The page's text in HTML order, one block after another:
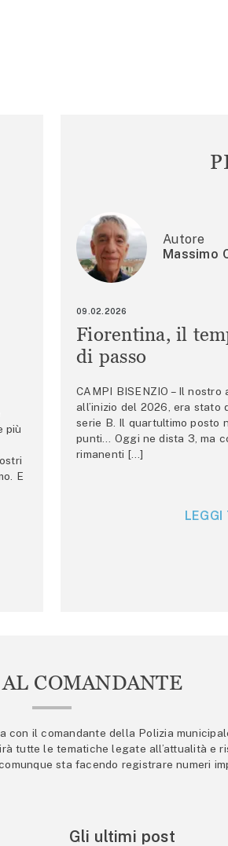
più
E
Autore
Massimo
09.02.2026
Fiorentina, il
di passo
CAMPI BISENZIO – Il
all’inizio del 2026, era stato
serie B. Il quartultimo posto
punti… Oggi ne dista 3, ma
rimanenti […]
COMANDANTE
il comandante della Polizia
tutte le tematiche legate all’attualità e
sta facendo registrare numeri
Gli ultimi post